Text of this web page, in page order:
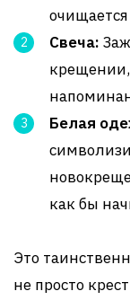
очищается
Свеча:
крещении,
Белая
как бы
Это
не просто